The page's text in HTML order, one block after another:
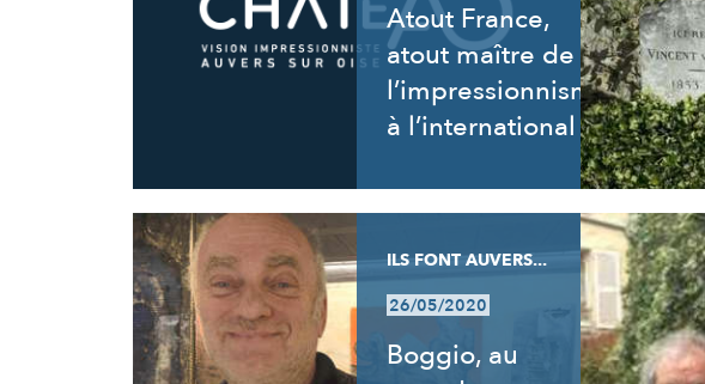
Atout France,
atout maître de
l’impressionnisme
à l’international
ILS FONT AUVERS...
26/05/2020
Boggio, au